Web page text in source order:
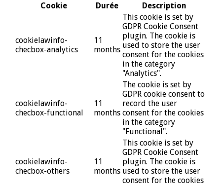
Cookie
Durée Description
cookielawinfo-
checbox-analytics
11
months
This cookie is set by
GDPR Cookie Consent
plugin. The cookie is
used to store the user
consent for the cookies
in the category
"Analytics".
cookielawinfo-
checbox-functional
11
months
The cookie is set by
GDPR cookie consent to
record the user
consent for the cookies
in the category
"Functional".
cookielawinfo-
checbox-others
11
months
This cookie is set by
GDPR Cookie Consent
plugin. The cookie is
used to store the user
consent for the cookies